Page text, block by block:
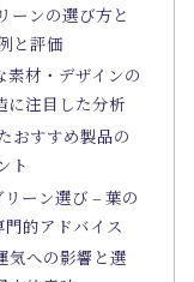
ーンの選び方と
と評価
素材・デザインの
に注目した分析
おすすめ製品の
ト
ーン選び – 葉の
的アドバイス
気への影響と選